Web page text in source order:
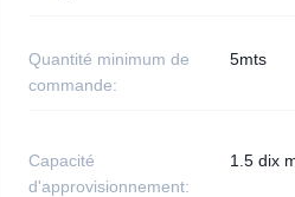
Quantité minimum de
commande:
5mts
Capacité
d'approvisionnement:
1.5 dix